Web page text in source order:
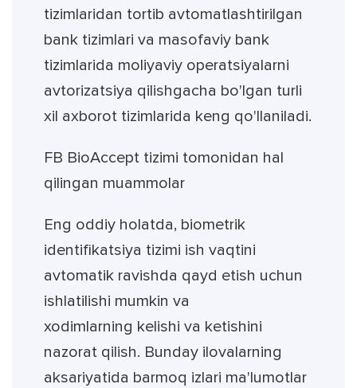
tizimlaridan tortib avtomatlashtirilgan
bank tizimlari va masofaviy bank
tizimlarida moliyaviy operatsiyalarni
avtorizatsiya qilishgacha bo'lgan turli
xil axborot tizimlarida keng qo'llaniladi.
FB BioAccept tizimi tomonidan hal
qilingan muammolar
Eng oddiy holatda, biometrik
identifikatsiya tizimi ish vaqtini
avtomatik ravishda qayd etish uchun
ishlatilishi mumkin va
xodimlarning kelishi va ketishini
nazorat qilish. Bunday ilovalarning
aksariyatida barmoq izlari ma'lumotlar